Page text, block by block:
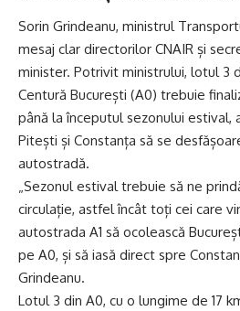
Sorin Grindeanu, ministrul
mesaj clar directorilor CNAIR și
minister. Potrivit ministrului, lotul 3
Centură București (A0) trebuie
până la începutul sezonului
Pitești și Constanța să se
autostradă.
„Sezonul estival trebuie să ne
circulație, astfel încât toți cei care
autostrada A1 să ocolească
pe A0, și să iasă direct spre
Grindeanu.
Lotul 3 din A0, cu o lungime de 17